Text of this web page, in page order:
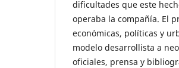
dificultades que este
operaba la compañía. El
económicas, políticas y
modelo desarrollista a
oficiales, prensa y